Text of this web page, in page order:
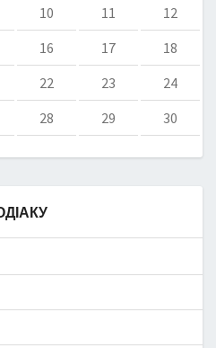
10 11
12
16 17
18
22 23
24
28 29 30